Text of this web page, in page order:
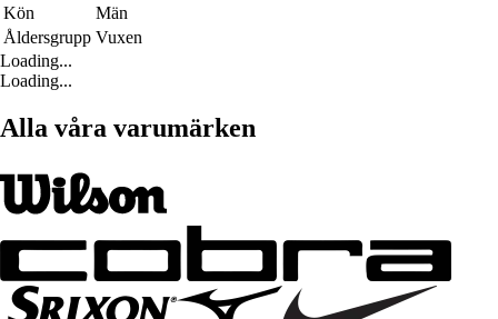
Kön
Män
Åldersgrupp Vuxen
Loading...
Loading...
Alla våra varumärken